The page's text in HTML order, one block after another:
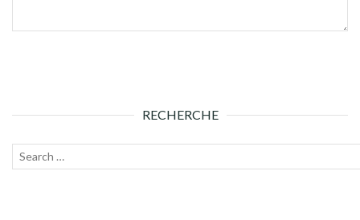
RECHERCHE
Recherche